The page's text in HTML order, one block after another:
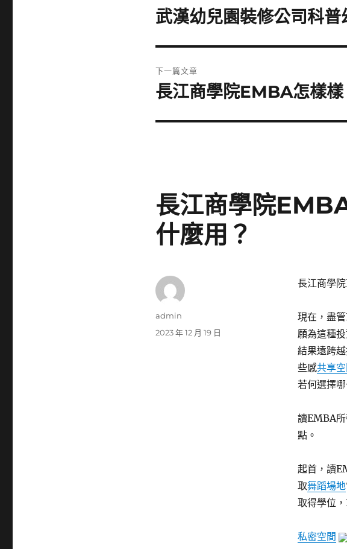
章
上
篇
文
章:
武漢幼兒園裝修公司科
下一篇文章
下
篇
長江商學院EMBA怎樣
長江商學院
什麼用？
長江商學
現在，盡
願為這種
結果遠跨
些感共享
若何選擇
讀EMBA
點。
起首，讀
取舞蹈場地
取得學位
私密空間
作
admin
發
2023 年 12 月 19 日